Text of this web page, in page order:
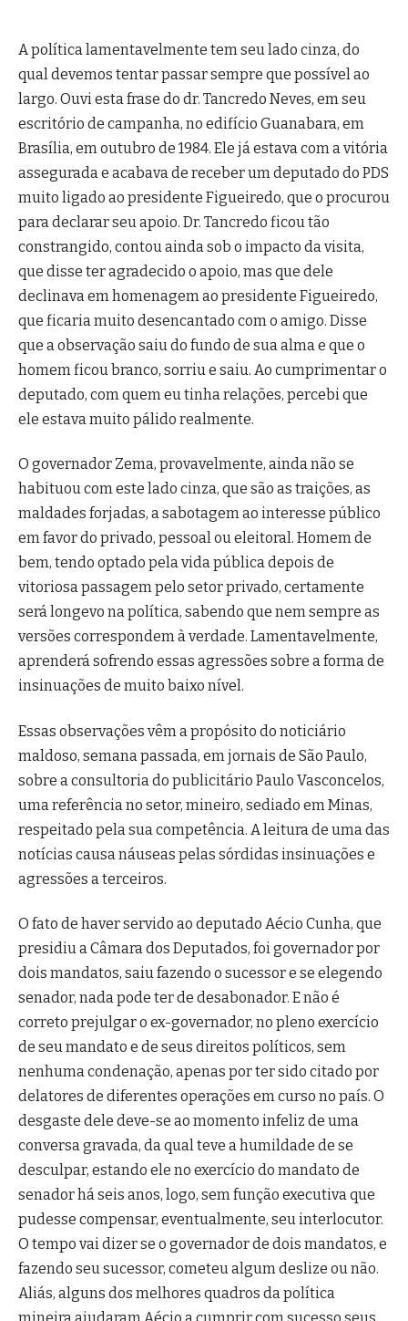
A política lamentavelmente tem seu lado cinza, do
qual devemos tentar passar sempre que possível ao
largo. Ouvi esta frase do dr. Tancredo Neves, em seu
escritório de campanha, no edifício Guanabara, em
Brasília, em outubro de 1984. Ele já estava com a vitória
assegurada e acabava de receber um deputado do PDS
muito ligado ao presidente Figueiredo, que o procurou
para declarar seu apoio. Dr. Tancredo ficou tão
constrangido, contou ainda sob o impacto da visita,
que disse ter agradecido o apoio, mas que dele
declinava em homenagem ao presidente Figueiredo,
que ficaria muito desencantado com o amigo. Disse
que a observação saiu do fundo de sua alma e que o
homem ficou branco, sorriu e saiu. Ao cumprimentar o
deputado, com quem eu tinha relações, percebi que
ele estava muito pálido realmente.
O governador Zema, provavelmente, ainda não se
habituou com este lado cinza, que são as traições, as
maldades forjadas, a sabotagem ao interesse público
em favor do privado, pessoal ou eleitoral. Homem de
bem, tendo optado pela vida pública depois de
vitoriosa passagem pelo setor privado, certamente
será longevo na política, sabendo que nem sempre as
versões correspondem à verdade. Lamentavelmente,
aprenderá sofrendo essas agressões sobre a forma de
insinuações de muito baixo nível.
Essas observações vêm a propósito do noticiário
maldoso, semana passada, em jornais de São Paulo,
sobre a consultoria do publicitário Paulo Vasconcelos,
uma referência no setor, mineiro, sediado em Minas,
respeitado pela sua competência. A leitura de uma das
notícias causa náuseas pelas sórdidas insinuações e
agressões a terceiros.
O fato de haver servido ao deputado Aécio Cunha, que
presidiu a Câmara dos Deputados, foi governador por
dois mandatos, saiu fazendo o sucessor e se elegendo
senador, nada pode ter de desabonador. E não é
correto prejulgar o ex-governador, no pleno exercício
de seu mandato e de seus direitos políticos, sem
nenhuma condenação, apenas por ter sido citado por
delatores de diferentes operações em curso no país. O
desgaste dele deve-se ao momento infeliz de uma
conversa gravada, da qual teve a humildade de se
desculpar, estando ele no exercício do mandato de
senador há seis anos, logo, sem função executiva que
pudesse compensar, eventualmente, seu interlocutor.
O tempo vai dizer se o governador de dois mandatos, e
fazendo seu sucessor, cometeu algum deslize ou não.
Aliás, alguns dos melhores quadros da política